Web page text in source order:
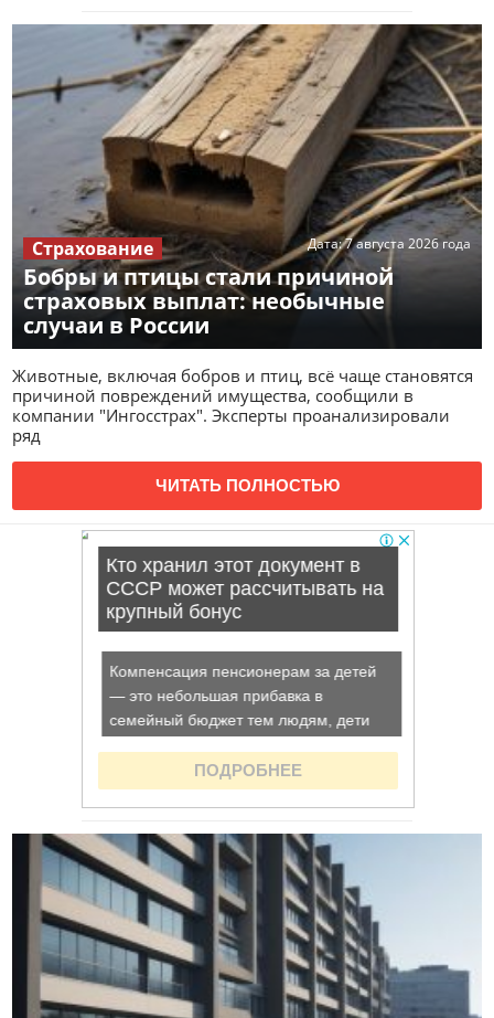
Бобры и птицы стали причиной
страховых выплат: необычные
случаи в России
Дата:7 августа 2026 года
Страхование
Животные, включая бобров и птиц, всё чаще становятся
причиной повреждений имущества, сообщили в
компании "Ингосстрах". Эксперты проанализировали
ряд
ЧИТАТЬ ПОЛНОСТЬЮ